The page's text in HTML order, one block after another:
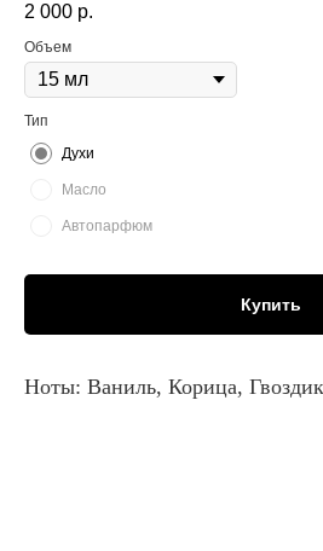
2 000 р.
Объем
Тип
Духи
Масло
Автопарфюм
Купить
Ноты: Ваниль, Корица,